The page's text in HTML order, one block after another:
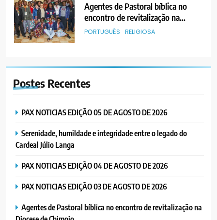
Agentes de Pastoral bíblica no
encontro de revitalização na
Diocese de Chimoio
PORTUGUÊS RELIGIOSA
“Um movimento eclesial sem
Cristo como centro é uma simples
MERCADO DE INHAMÍZUA:
VENDEDORES FOI ACEITE, MAS
CAMINHO
PORTUGUÊS
8
JUNHO DE 2026
Postes Recentes
PAX NOTICIAS EDIÇÃO 05 DE AGOSTO DE 2026
Serenidade, humildade e integridade entre o legado do
Cardeal Júlio Langa
PAX NOTICIAS EDIÇÃO 04 DE AGOSTO DE 2026
PAX NOTICIAS EDIÇÃO 03 DE AGOSTO DE 2026
Agentes de Pastoral bíblica no encontro de revitalização na